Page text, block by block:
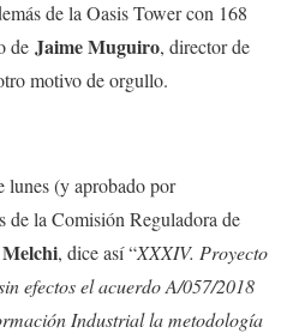
de la Oasis Tower con 168
de Jaime Muguiro, director de
motivo de orgullo.
lunes (y aprobado por
de la Comisión Reguladora de
, dice así “XXXIV. Proyecto
efectos el acuerdo A/057/2018
Industrial la metodología